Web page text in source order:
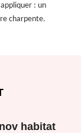
: un
charpente.
habitat